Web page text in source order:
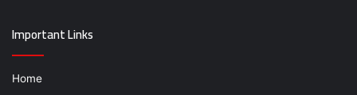
Important Links
Home